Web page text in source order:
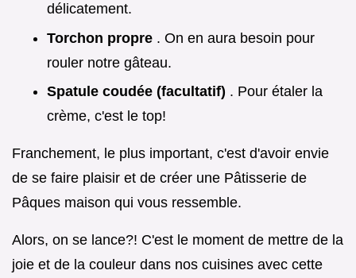
délicatement.
Torchon propre . On en aura besoin pour
rouler notre gâteau.
Spatule coudée (facultatif) . Pour étaler la
crème, c'est le top!
Franchement, le plus important, c'est d'avoir envie
de se faire plaisir et de créer une Pâtisserie de
Pâques maison qui vous ressemble.
Alors, on se lance?! C'est le moment de mettre de la
joie et de la couleur dans nos cuisines avec cette